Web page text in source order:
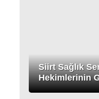
Siirt Sağlık
Hekimlerinin